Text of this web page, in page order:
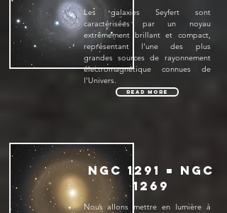
Les galaxies Seyfert sont
caractérisées par un noyau
extrêmement brillant et compact,
représentant l'une des plus
grandes sources de rayonnement
électromagnétique connues de
l'Univers.
Read More
NGC 1291 = NGC
1269
Nous allons mettre en lumière à